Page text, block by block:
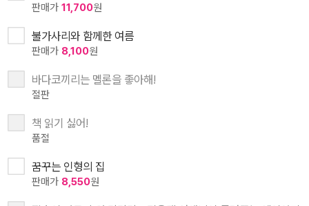
판매가 11,700원
불가사리와 함께한 여름
판매가 8,100원
바다코끼리는 멜론을 좋아해!
절판
책 읽기 싫어!
품절
꿈꾸는 인형의 집
판매가 8,550원